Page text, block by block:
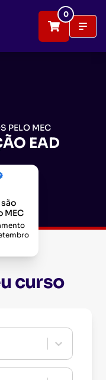
0
PELO MEC
EAD
MEC
curso